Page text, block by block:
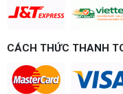
CÁCH THỨC THANH